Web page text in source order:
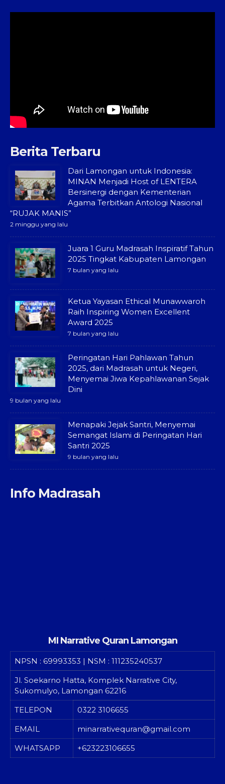
Berita Terbaru
Dari Lamongan untuk Indonesia:
MINAN Menjadi Host of LENTERA
Bersinergi dengan Kementerian
Agama Terbitkan Antologi Nasional
“RUJAK MANIS”
2 minggu yang lalu
Juara 1 Guru Madrasah Inspiratif Tahun
2025 Tingkat Kabupaten Lamongan
7 bulan yang lalu
Ketua Yayasan Ethical Munawwaroh
Raih Inspiring Women Excellent
Award 2025
7 bulan yang lalu
Peringatan Hari Pahlawan Tahun
2025, dari Madrasah untuk Negeri,
Menyemai Jiwa Kepahlawanan Sejak
Dini
9 bulan yang lalu
Menapaki Jejak Santri, Menyemai
Semangat Islami di Peringatan Hari
Santri 2025
9 bulan yang lalu
Info Madrasah
MI Narrative Quran Lamongan
NPSN : 69993353 | NSM : 111235240537
Jl. Soekarno Hatta, Komplek Narrative City,
Sukomulyo, Lamongan 62216
TELEPON
0322 3106655
EMAIL
minarrativequran@gmail.com
WHATSAPP
+623223106655